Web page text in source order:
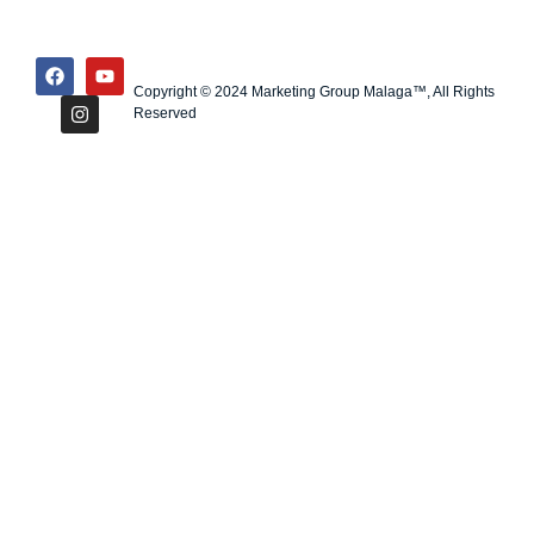
Copyright © 2024 Marketing Group Malaga™, All Rights
Reserved